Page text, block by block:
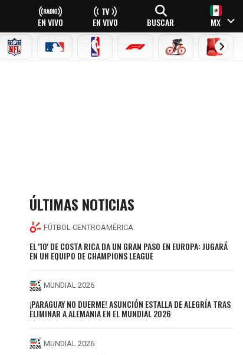
EN VIVO EN VIVO BUSCAR MX
NFL MLB NBA FÓRMULA 1CICLISMOBOXEO
ÚLTIMAS NOTICIAS
FÚTBOL CENTROAMÉRICA
EL '10' DE COSTA RICA DA UN GRAN PASO EN EUROPA: JUGARÁ
EN UN EQUIPO DE CHAMPIONS LEAGUE
MUNDIAL 2026
¡PARAGUAY NO DUERME! ASUNCIÓN ESTALLA DE ALEGRÍA TRAS
ELIMINAR A ALEMANIA EN EL MUNDIAL 2026
MUNDIAL 2026